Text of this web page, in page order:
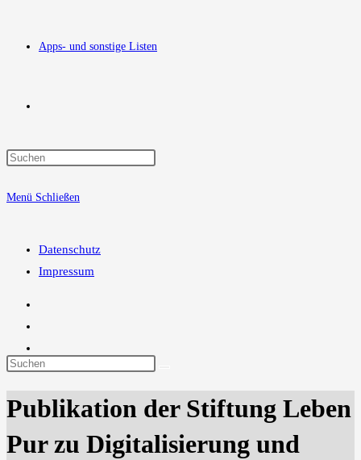
Apps- und sonstige Listen
Suche
Menü Schließen
Datenschutz
Impressum
Diese
durchsuchen
Publikation der Stiftung Leben
Pur zu Digitalisierung und